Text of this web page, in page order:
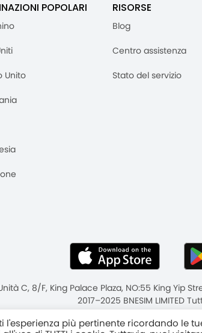
POPOLARI
Unito
RISORSE
Blog
Centro assistenza
Stato del servizio
C, 8/F, King Palace Plaza, NO:55 King Yip
2017–2025 BNESIM LIMITED
Privacy
Termini e condizioni Fair Use
l'esperienza più pertinente ricordando le